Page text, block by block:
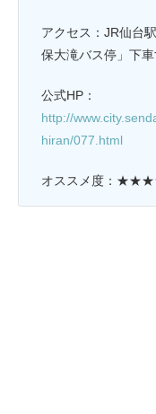
アクセス：JR仙台
保大滝バス停」下
公式HP：
http://
hiran/077.html
オススメ度：